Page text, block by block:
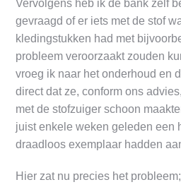
Vervolgens heb ik de bank zelf
gevraagd of er iets met de stof
kledingstukken had met
probleem veroorzaakt zouden
vroeg ik naar het onderhoud en
direct dat ze, conform ons
met de stofzuiger schoon
juist enkele weken geleden een
draadloos exemplaar hadden
Hier zat nu precies het